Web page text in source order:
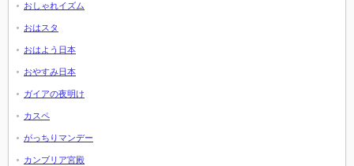
おしゃれイズム
おはスタ
おはよう日本
おやすみ日本
ガイアの夜明け
カスペ
がっちりマンデー
カンブリア宮殿